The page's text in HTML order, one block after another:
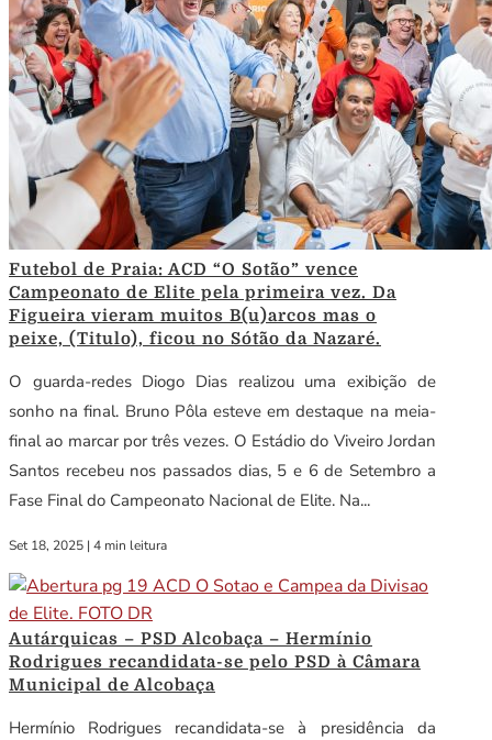
Futebol de Praia: ACD “O Sotão” vence
Campeonato de Elite pela primeira vez. Da
Figueira vieram muitos B(u)arcos mas o
peixe, (Titulo), ficou no Sótão da Nazaré.
O guarda-redes Diogo Dias realizou uma exibição de
sonho na final. Bruno Pôla esteve em destaque na meia-
final ao marcar por três vezes. O Estádio do Viveiro Jordan
Santos recebeu nos passados dias, 5 e 6 de Setembro a
Fase Final do Campeonato Nacional de Elite. Na...
Set 18, 2025 | 4 min leitura
Autárquicas – PSD Alcobaça – Hermínio
Rodrigues recandidata-se pelo PSD à Câmara
Municipal de Alcobaça
Hermínio Rodrigues recandidata-se à presidência da